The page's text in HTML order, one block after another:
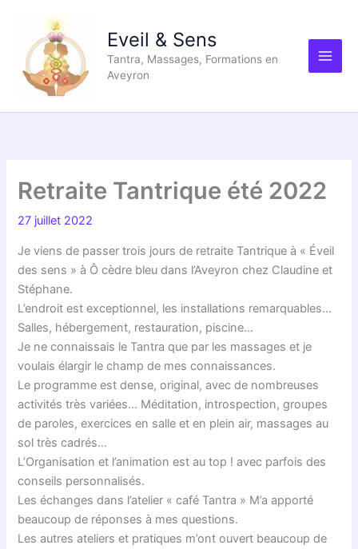
contenu
Eveil & Sens
Tantra, Massages, Formations en
Aveyron
Retraite Tantrique été 2022
27 juillet 2022
Je viens de passer trois jours de retraite Tantrique à « Éveil
des sens » à Ô cèdre bleu dans l’Aveyron chez Claudine et
Stéphane.
L’endroit est exceptionnel, les installations remarquables…
Salles, hébergement, restauration, piscine…
Je ne connaissais le Tantra que par les massages et je
voulais élargir le champ de mes connaissances.
Le programme est dense, original, avec de nombreuses
activités très variées… Méditation, introspection, groupes
de paroles, exercices en salle et en plein air, massages au
sol très cadrés…
L’Organisation et l’animation est au top ! avec parfois des
conseils personnalisés.
Les échanges dans l’atelier « café Tantra » M’a apporté
beaucoup de réponses à mes questions.
Les autres ateliers et pratiques m’ont ouvert beaucoup de